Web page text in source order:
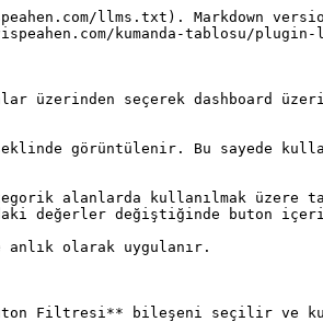
llms.txt). Markdown
kumanda-
seçerek dashboard
görüntülenir. Bu sayede
alanlarda kullanılmak üzere
değerler değiştiğinde buton
olarak uygulanır.
Filtresi** bileşeni seçilir ve